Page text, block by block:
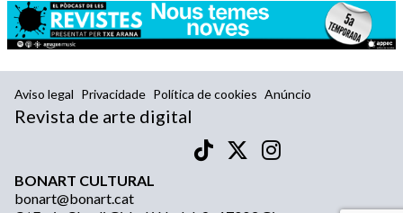
Aviso legal Privacidade Política de cookies Anúncio
Revista de arte digital
BONART CULTURAL
bonart@bonart.cat